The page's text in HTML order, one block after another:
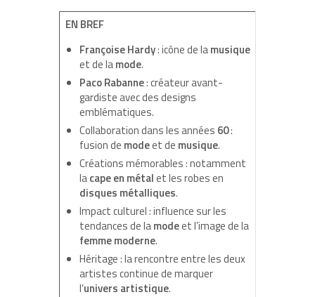
EN BREF
Françoise Hardy: icône de lamusique
et de lamode.
Paco Rabanne: créateur avant-
gardiste avec des designs
emblématiques.
Collaboration dans les années 60:
fusion de modeet de musique.
Créations mémorables : notamment
lacape en métalet les robes en
disques métalliques.
Impact culturel : influence sur les
tendances de lamodeet l’image de la
femme moderne.
Héritage : la rencontre entre les deux
artistes continue de marquer
l’univers artistique.